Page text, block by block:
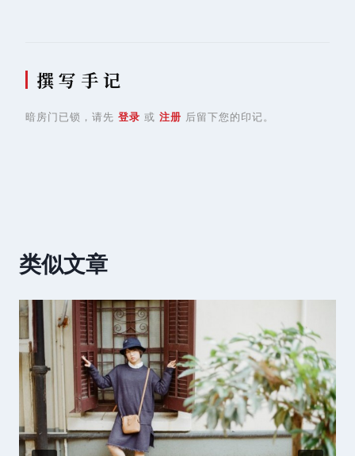
撰 写 手 记
暗房门已锁，请先 登录 或 注册 后留下您的印记。
类似文章